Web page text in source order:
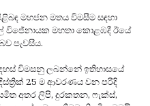
මහජන මතය විමසීම සඳහා
විජේනායක මහතා කොළඹදී ඊයේ
පැවසීය.
විමසනු ලබන්නේ ඉතිහාසයේ
25 ම ආවරණය වන පරිදි
අතර ලිපි, දුරකතන, ෆැක්ස්,